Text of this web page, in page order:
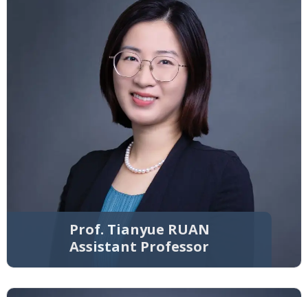
Prof. Tianyue RUAN
Assistant Professor